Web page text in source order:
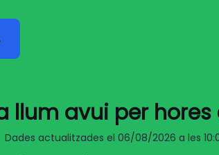
llum avui per
Dades actualitzades el 06/08/2026 a les